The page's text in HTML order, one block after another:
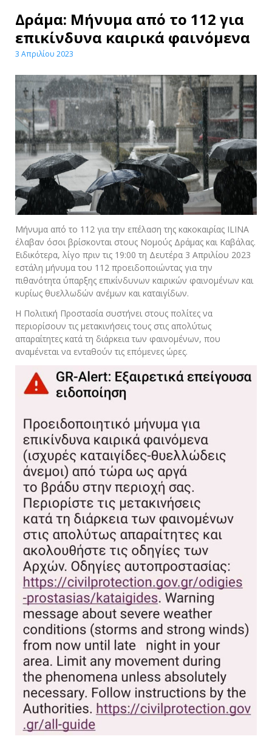
Δράμα: Μήνυμα από το 112 για
επικίνδυνα καιρικά φαινόμενα
3 Απριλίου 2023
Μήνυμα από το 112 για την επέλαση της κακοκαιρίας ILINA
έλαβαν όσοι βρίσκονται στους Νομούς Δράμας και Καβάλας.
Ειδικότερα, λίγο πριν τις 19:00 τη Δευτέρα 3 Απριλίου 2023
εστάλη μήνυμα του 112 προειδοποιώντας για την
πιθανότητα ύπαρξης επικίνδυνων καιρικών φαινομένων και
κυρίως θυελλωδών ανέμων και καταιγίδων.
Η Πολιτική Προστασία συστήνει στους πολίτες να
περιορίσουν τις μετακινήσεις τους στις απολύτως
απαραίτητες κατά τη διάρκεια των φαινομένων, που
αναμένεται να ενταθούν τις επόμενες ώρες.